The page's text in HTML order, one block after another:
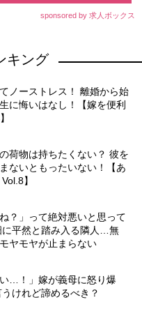
sponsored by 求人ボックス
キング
ノーストレス！ 離婚から始
に悔いはなし！【嫁を便利
荷物は持ちたくない？ 彼を
ないともったいない！【あ
】
？」って絶対悪いと思って
平然と踏み入る隣人…無
ヤモヤが止まらない
い…！」嫁が義母に怒り爆
けれど諦めるべき？